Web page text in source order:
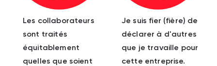
Les collaborateurs
sont traités
équitablement
quelles que soient
Je suis fier (fière) de
déclarer à d'autres
que je travaille pour
cette entreprise.